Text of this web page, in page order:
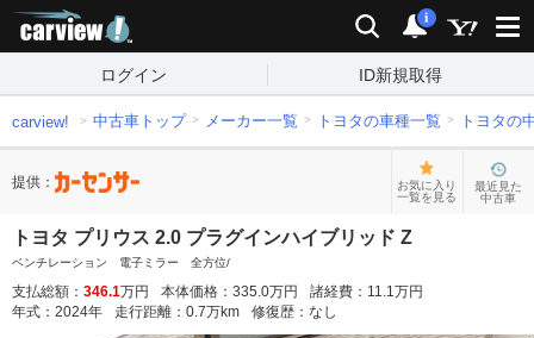
検索 通知
i
ログイン ID新規取得
carview! 中古車トップ メーカー一覧 トヨタの車種一覧 トヨタの
提供：
お気に入り
一覧を見る
最近見た
中古車
トヨタ プリウス 2.0 プラグインハイブリッド Z
ベンチレーション 電子ミラー 全方位/
支払総額： 346.1万円 本体価格： 335.0万円 諸経費： 11.1万円
年式： 2024年 走行距離： 0.7万km 修復歴： なし